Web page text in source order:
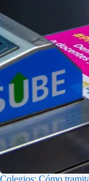
Colegios: Cómo